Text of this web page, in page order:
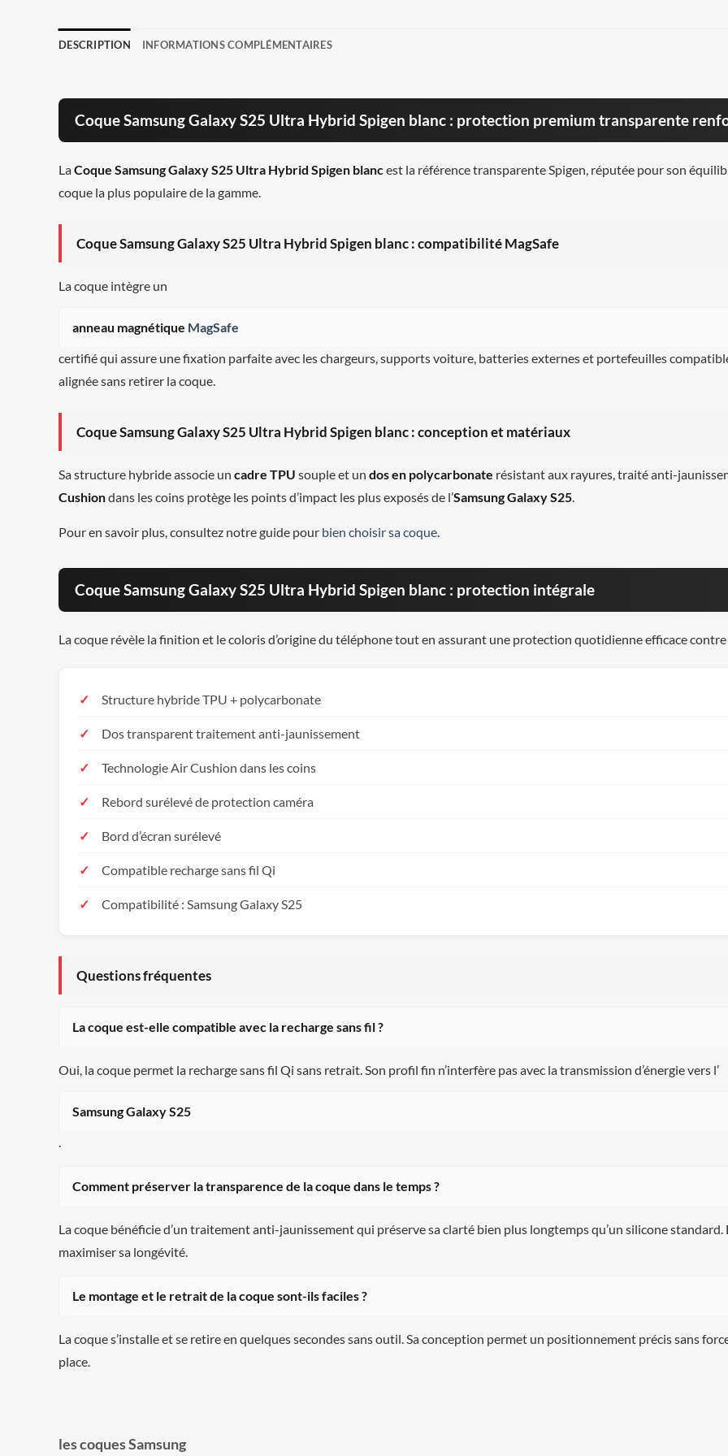
DESCRIPTION INFORMATIONS COMPLÉMENTAIRES
Coque Samsung Galaxy S25 Ultra Hybrid Spigen blanc : protection premium transparente
LaCoque Samsung Galaxy S25 Ultra Hybrid Spigen blancest la référence transparente Spigen, réputée pour son
coque la plus populaire de la gamme.
Coque Samsung Galaxy S25 Ultra Hybrid Spigen blanc : compatibilité MagSafe
La coque intègre un
anneau magnétique MagSafe
certifié qui assure une fixation parfaite avec les chargeurs, supports voiture, batteries externes et portefeuilles
alignée sans retirer la coque.
Coque Samsung Galaxy S25 Ultra Hybrid Spigen blanc : conception et matériaux
Sa structure hybride associe un cadre TPU souple et un dos en polycarbonate résistant aux rayures, traité anti-
Cushiondans les coins protège les points d’impact les plus exposés de l’Samsung Galaxy S25.
Pour en savoir plus, consultez notre guide pour bien choisir sa coque.
Coque Samsung Galaxy S25 Ultra Hybrid Spigen blanc : protection intégrale
La coque révèle la finition et le coloris d’origine du téléphone tout en assurant une protection quotidienne efficace contre
Structure hybride TPU + polycarbonate
Dos transparent traitement anti-jaunissement
Technologie Air Cushion dans les coins
Rebord surélevé de protection caméra
Bord d’écran surélevé
Compatible recharge sans fil Qi
Compatibilité : Samsung Galaxy S25
Questions fréquentes
La coque est-elle compatible avec la recharge sans fil ?
Oui, la coque permet la recharge sans fil Qi sans retrait. Son profil fin n’interfère pas avec la transmission d’énergie vers l’
Samsung Galaxy S25
.
Comment préserver la transparence de la coque dans le temps ?
La coque bénéficie d’un traitement anti-jaunissement qui préserve sa clarté bien plus longtemps qu’un silicone
maximiser sa longévité.
Le montage et le retrait de la coque sont-ils faciles ?
La coque s’installe et se retire en quelques secondes sans outil. Sa conception permet un positionnement précis sans
place.
les coques Samsung